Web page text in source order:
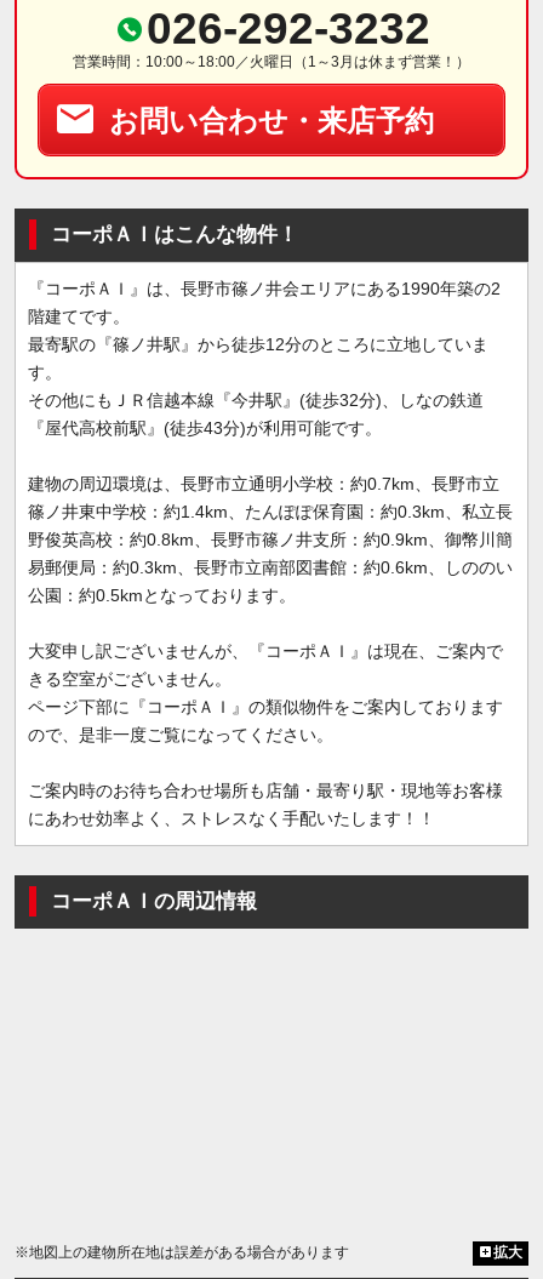
026-292-3232
営業時間：10:00～18:00／火曜日（1～3月は休まず営業！）
お問い合わせ・来店予約
コーポＡＩはこんな物件！
『コーポＡＩ』は、長野市篠ノ井会エリアにある1990年築の2
階建てです。
最寄駅の『篠ノ井駅』から徒歩12分のところに立地していま
す。
その他にもＪＲ信越本線『今井駅』(徒歩32分)、しなの鉄道
『屋代高校前駅』(徒歩43分)が利用可能です。
建物の周辺環境は、長野市立通明小学校：約0.7km、長野市立
篠ノ井東中学校：約1.4km、たんぽぽ保育園：約0.3km、私立長
野俊英高校：約0.8km、長野市篠ノ井支所：約0.9km、御幣川簡
易郵便局：約0.3km、長野市立南部図書館：約0.6km、しののい
公園：約0.5kmとなっております。
大変申し訳ございませんが、『コーポＡＩ』は現在、ご案内で
きる空室がございません。
ページ下部に『コーポＡＩ』の類似物件をご案内しております
ので、是非一度ご覧になってください。
ご案内時のお待ち合わせ場所も店舗・最寄り駅・現地等お客様
にあわせ効率よく、ストレスなく手配いたします！！
コーポＡＩの周辺情報
※地図上の建物所在地は誤差がある場合があります 拡大